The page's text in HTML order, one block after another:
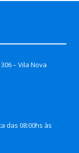
– Vila Nova
das 08:00hs às